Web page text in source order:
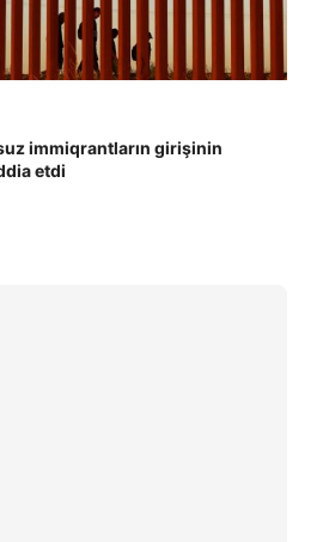
immiqrantların girişinin
etdi